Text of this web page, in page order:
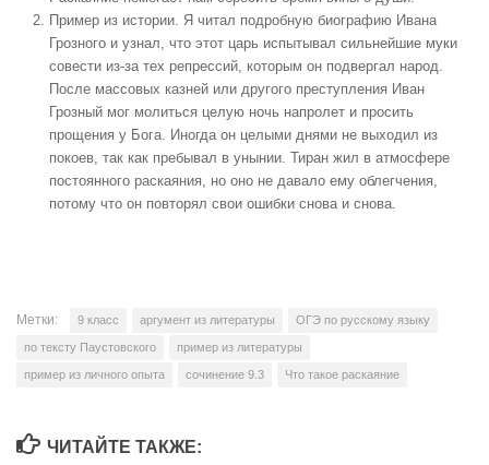
Пример из истории. Я читал подробную биографию Ивана
Грозного и узнал, что этот царь испытывал сильнейшие муки
совести из-за тех репрессий, которым он подвергал народ.
После массовых казней или другого преступления Иван
Грозный мог молиться целую ночь напролет и просить
прощения у Бога. Иногда он целыми днями не выходил из
покоев, так как пребывал в унынии. Тиран жил в атмосфере
постоянного раскаяния, но оно не давало ему облегчения,
потому что он повторял свои ошибки снова и снова.
Метки: 9 класс аргумент из литературы ОГЭ по русскому языку
по тексту Паустовского пример из литературы
пример из личного опыта сочинение 9.3 Что такое раскаяние
ЧИТАЙТЕ ТАКЖЕ: